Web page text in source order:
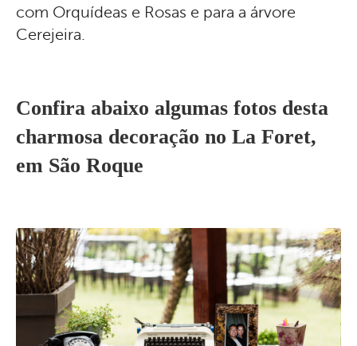
com Orquídeas e Rosas e para a árvore
Cerejeira.
Confira abaixo algumas fotos desta
charmosa decoração no La Foret,
em São Roque